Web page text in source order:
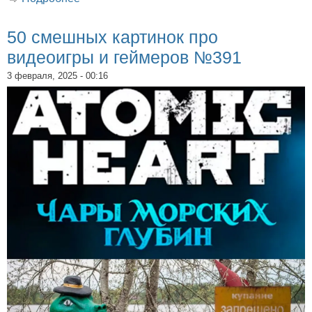
50 смешных картинок про
видеоигры и геймеров №391
3 февраля, 2025 - 00:16